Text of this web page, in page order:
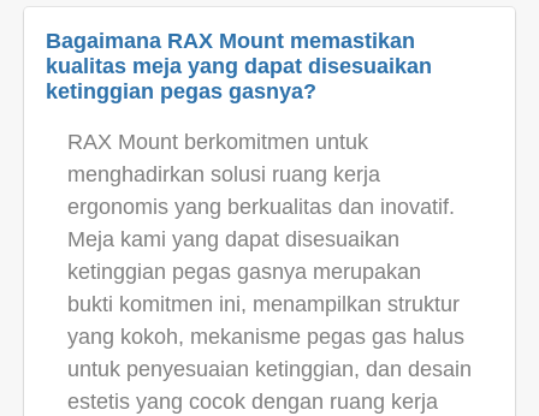
Bagaimana RAX Mount memastikan
kualitas meja yang dapat disesuaikan
ketinggian pegas gasnya?
RAX Mount berkomitmen untuk
menghadirkan solusi ruang kerja
ergonomis yang berkualitas dan inovatif.
Meja kami yang dapat disesuaikan
ketinggian pegas gasnya merupakan
bukti komitmen ini, menampilkan struktur
yang kokoh, mekanisme pegas gas halus
untuk penyesuaian ketinggian, dan desain
estetis yang cocok dengan ruang kerja